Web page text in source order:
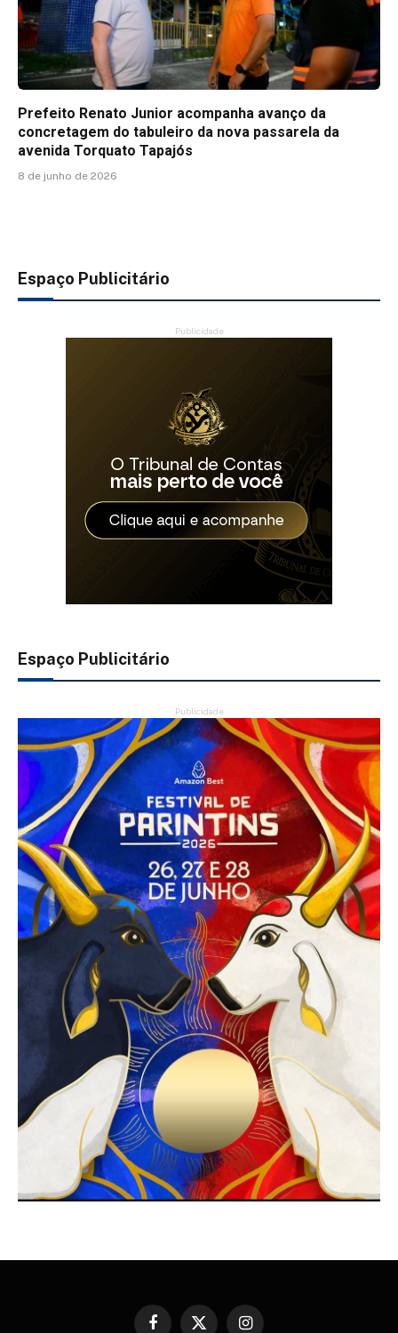
Prefeito Renato Junior acompanha avanço da
concretagem do tabuleiro da nova passarela da
avenida Torquato Tapajós
8 de junho de 2026
Espaço Publicitário
Publicidade
Espaço Publicitário
Publicidade
Facebook
X Instagram